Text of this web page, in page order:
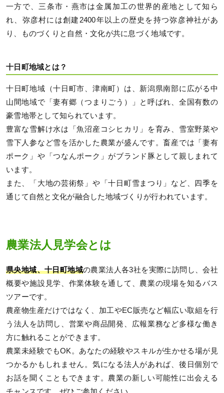
一方で、三条市・燕市は金属加工の世界的産地として知ら
れ、弥彦村には創建2400年以上の歴史を持つ弥彦神社があ
り、ものづくりと自然・文化が共に息づく地域です。
十日町地域とは？
十日町地域（十日町市、津南町）は、新潟県南部に広がる中
山間地域で「妻有郷（つまりごう）」と呼ばれ、全国有数の
豪雪地帯として知られています。
豊富な雪解け水は「魚沼産コシヒカリ」を育み、雪室野菜や
雪下人参など雪を活かした農業が盛んです。畜産では「妻有
ポーク」や「つなんポーク」がブランド豚として親しまれて
います。
また、「大地の芸術祭」や「十日町雪まつり」など、四季を
通じて自然と文化が融合した地域づくりが行われています。
農業法人見学会とは
県央地域、十日町地域の農業法人各3社を実際に訪問し、会社
概要や施設見学、作業体験を通して、農業の現場を知るバス
ツアーです。
農産物生産だけではなく、加工やEC販売など幅広い取組を行
う法人を訪問し、営業や商品開発、広報業務など多様な働き
方に触れることができます。
農業未経験でもOK。あなたの経験やスキルが生かせる場が見
つかるかもしれません。気になる法人があれば、後日個別で
お話を聞くこともできます。農業の新しい可能性に出会える